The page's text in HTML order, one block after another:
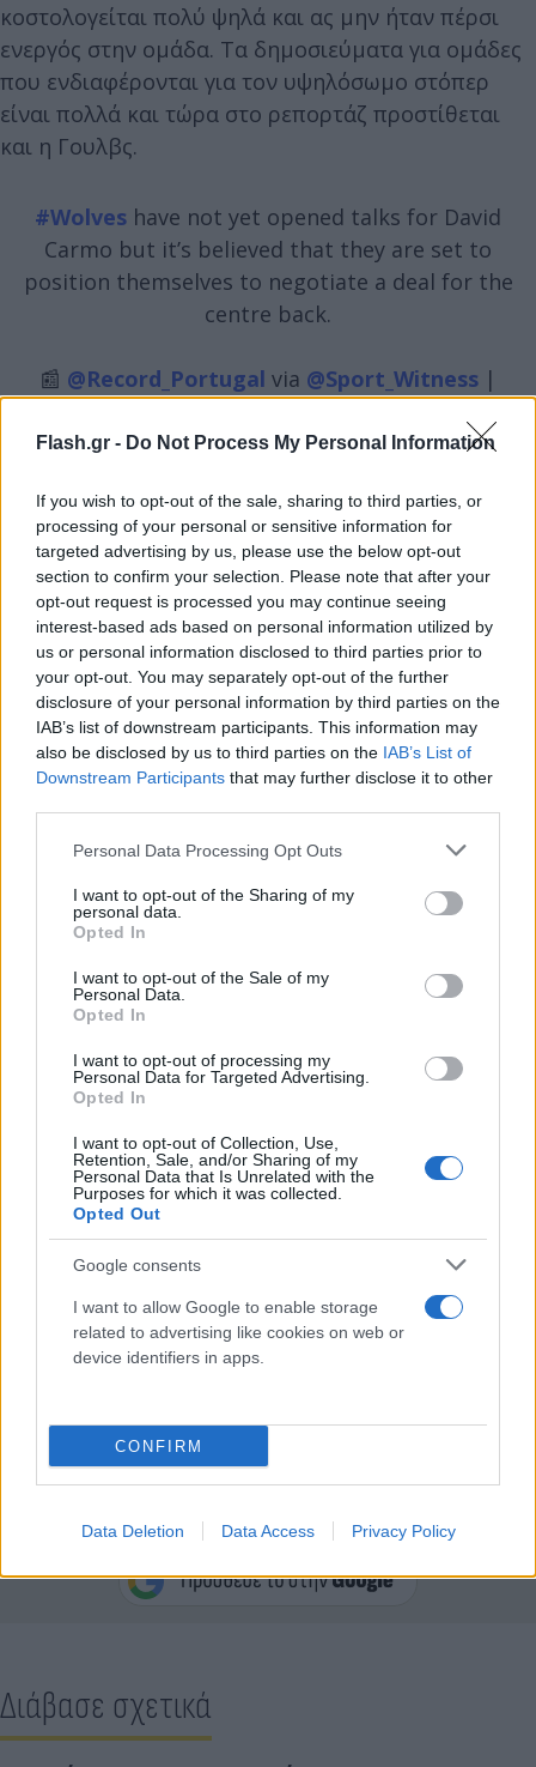
Flash.gr - Do Not Process My Personal Information
If you wish to opt-out of the sale, sharing to third parties, or
processing of your personal or sensitive information for
targeted advertising by us, please use the below opt-out
section to confirm your selection. Please note that after your
opt-out request is processed you may continue seeing
interest-based ads based on personal information utilized by
us or personal information disclosed to third parties prior to
your opt-out. You may separately opt-out of the further
disclosure of your personal information by third parties on the
IAB’s list of downstream participants. This information may
also be disclosed by us to third parties on the IAB’s List of
Downstream Participants that may further disclose it to other
Please note that this website/app uses one or more Google
not limited to your visit or usage behaviour. You may click to
grant or deny consent to Google and its third-party tags to
use your data for below specified purposes in below Google
consent section.
Personal Data Processing Opt Outs
I want to opt-out of the Sharing of my
personal data.
Opted In
I want to opt-out of the Sale of my
Personal Data.
Opted In
I want to opt-out of processing my
Personal Data for Targeted Advertising.
Opted In
I want to opt-out of Collection, Use,
Retention, Sale, and/or Sharing of my
Personal Data that Is Unrelated with the
Purposes for which it was collected.
Opted Out
Google consents
I want to allow Google to enable storage
related to advertising like cookies on web or
device identifiers in apps.
CONFIRM
Data Deletion Data Access Privacy Policy
κοστολογείται πολύ ψηλά και ας μην ήταν πέρσι
ενεργός στην ομάδα. Τα δημοσιεύματα για ομάδες
που ενδιαφέρονται για τον υψηλόσωμο στόπερ
είναι πολλά και τώρα στο ρεπορτάζ προστίθεται
και η Γουλβς.
#Wolves have not yet opened talks for David
Carmo but it’s believed that they are set to
position themselves to negotiate a deal for the
centre back.
📰 @Record_Portugal via @Sport_Witness |
— Talking Wolves (@TalkingWolves)July 6, 2024
Σύμφωνα με την πορτογαλική Record, οι «λύκοι»
έχουν ψηλά στη λίστα τους τον Κάρμο, μιας και ο
Κίλμαν μπορεί να αποχωρεί για τη Γουέστ Χαμ.
Ακόμα δεν έχει προχωρήσει σε πρόταση, όμως ο
πρώην «ερυθρόλευκος» είναι ψηλά στη λίστα της
αγγλικής ομάδας.
Flash.grστην αναζήτηση τηςGoogle
Διάβασε σχετικά